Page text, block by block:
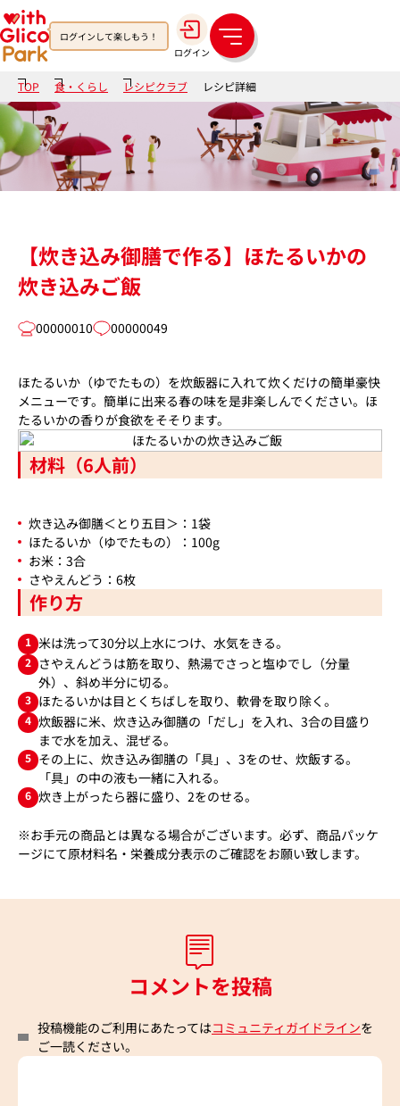
ログインして楽しもう！
ログイン
メ
ニ
ュ
ー
TOP 食・くらし レシピクラブ レシピ詳細
【炊き込み御膳で作る】ほたるいかの
炊き込みご飯
00000010 00000049
ほたるいか（ゆでたもの）を炊飯器に入れて炊くだけの簡単豪快
メニューです。簡単に出来る春の味を是非楽しんでください。ほ
たるいかの香りが食欲をそそります。
材料（6人前）
炊き込み御膳＜とり五目＞：1袋
ほたるいか（ゆでたもの）：100g
お米：3合
さやえんどう：6枚
作り方
1 米は洗って30分以上水につけ、水気をきる。
2 さやえんどうは筋を取り、熱湯でさっと塩ゆでし（分量
外）、斜め半分に切る。
3 ほたるいかは目とくちばしを取り、軟骨を取り除く。
4 炊飯器に米、炊き込み御膳の「だし」を入れ、3合の目盛り
まで水を加え、混ぜる。
5 その上に、炊き込み御膳の「具」、3をのせ、炊飯する。
「具」の中の液も一緒に入れる。
6 炊き上がったら器に盛り、2をのせる。
※お手元の商品とは異なる場合がございます。必ず、商品パッケ
ージにて原材料名・栄養成分表示のご確認をお願い致します。
コメントを投稿
投稿機能のご利用にあたってはコミュニティガイドラインを
ご一読ください。